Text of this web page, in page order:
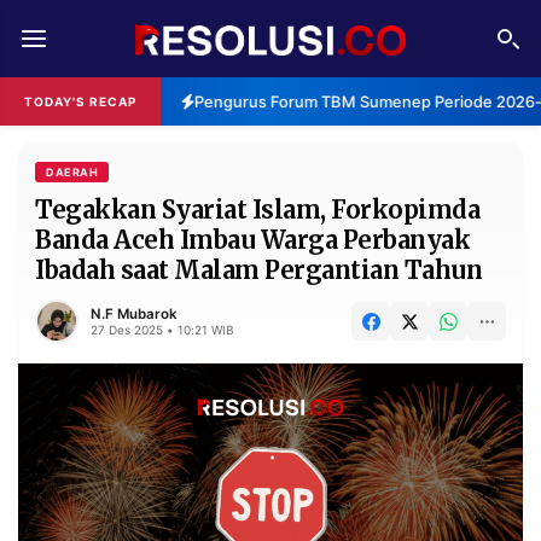
TODAY'S RECAP Pengurus Forum TBM Sumenep Periode
REDAKSI TENTANG
RESOLUSI IKLAN
RUBRIKASI
EDITORIAL AKSARA
FINANSIA PERSONA
DAERAH NASIONAL
MANCA SPORT
INFORMASI
DAERAH
Tegakkan Syariat Islam, Forkopimda
Banda Aceh Imbau Warga Perbanyak
Ibadah saat Malam Pergantian Tahun
N.F Mubarok
27 Des 2025 • 10:21 WIB